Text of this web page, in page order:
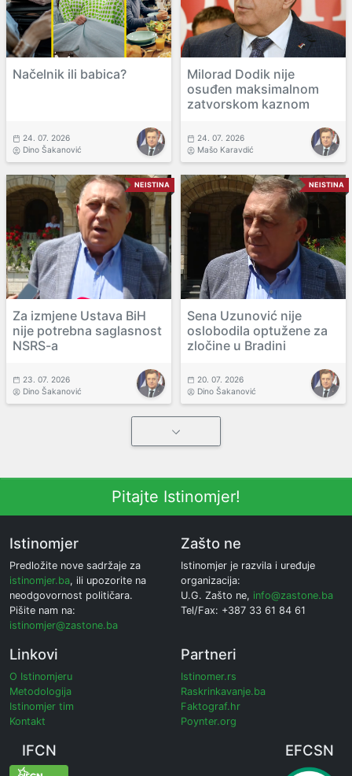
Načelnik ili babica?
24. 07. 2026
Dino Šakanović
Milorad Dodik nije
osuđen maksimalnom
zatvorskom kaznom
24. 07. 2026
Mašo Karavdić
NEISTINA
Za izmjene Ustava BiH
nije potrebna saglasnost
NSRS-a
23. 07. 2026
Dino Šakanović
NEISTINA
Sena Uzunović nije
oslobodila optužene za
zločine u Bradini
20. 07. 2026
Dino Šakanović
Pitajte Istinomjer!
Istinomjer
Predložite nove sadržaje za
istinomjer.ba, ili upozorite na
neodgovornost političara.
Pišite nam na:
istinomjer@zastone.ba
Zašto ne
Istinomjer je razvila i uređuje
organizacija:
U.G. Zašto ne, info@zastone.ba
Tel/Fax: +387 33 61 84 61
Linkovi
O Istinomjeru
Metodologija
Istinomjer tim
Kontakt
Partneri
Istinomer.rs
Raskrinkavanje.ba
Faktograf.hr
Poynter.org
IFCN EFCSN